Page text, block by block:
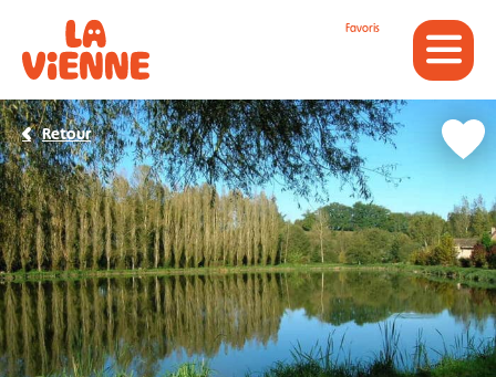
Favoris
Retour